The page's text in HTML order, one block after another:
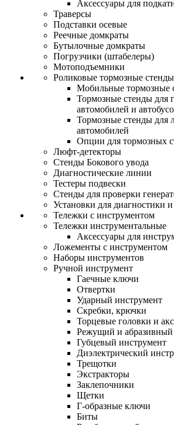
Аксессуары для
Траверсы
Подставки осевые
Реечные домкраты
Бутылочные домкраты
Погрузчики (штабелеры)
Мотоподъемники
Роликовые тормозные стенды
Мобильные тормозные
Тормозные стенды для
автомобилей и
Тормозные стенды для
автомобилей
Опции для тормозных
Люфт-детекторы
Стенды Бокового увода
Диагностические линии
Тестеры подвески
Стенды для проверки
Установки для диагностики
Тележки с инструментом
Тележки инструментальные
Аксессуары для
Ложементы с инструментом
Наборы инструментов
Ручной инструмент
Гаечные ключи
Отвертки
Ударный инструмент
Скребки, крючки
Торцевые головки и
Режущий и абразивный
Губцевый инструмент
Диэлектрический
Трещотки
Экстракторы
Заклепочники
Щетки
Г-образные ключи
Биты